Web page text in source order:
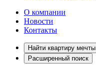
О компании
Новости
Контакты
Найти квартиру мечты
Расширенный поиск